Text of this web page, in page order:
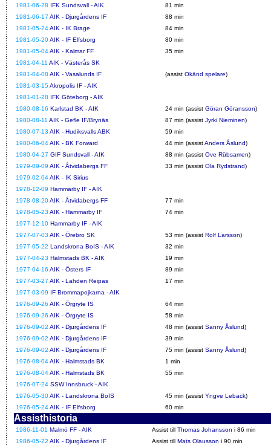
1981-06-28 IFK Sundsvall - AIK
81 min
1981-06-17 AIK - Djurgårdens IF
88 min
1981-05-24AIK - IK Brage
84 min
1981-05-20AIK - IF Elfsborg
80 min
1981-05-04AIK - Kalmar FF
35 min
1981-04-11 AIK - Västerås SK
1981-04-08 AIK - Vasalunds IF (assist Okänd spelare)
1981-03-15Akropolis IF - AIK
1981-01-28 IFK Göteborg - AIK
1980-08-16 Karlstad BK - AIK 24 min (assist Göran Göransson)
1980-08-11 AIK - Gefle IF/Brynäs 87 min (assist Jyrki Nieminen)
1980-07-13 AIK - Hudiksvalls ABK
59 min
1980-06-04AIK - BK Forward 44 min (assistAnders Åslund)
1980-04-27 GIF Sundsvall - AIK 88 min (assist Ove Rübsamen)
1979-09-09 AIK - Åtvidabergs FF 33 min (assist Ola Rydstrand)
1979-02-04AIK - IK Sirius
1978-12-09 Hammarby IF - AIK
1978-08-20AIK - Åtvidabergs FF
77 min
1978-05-23 AIK - Hammarby IF
74 min
1977-12-10 Hammarby IF - AIK
1977-07-03 AIK - Örebro SK 53 min (assist Rolf Larsson)
1977-05-22 Landskrona BoIS - AIK
32 min
1977-04-23 Halmstads BK - AIK
19 min
1977-04-16 AIK - Östers IF
89 min
1977-03-27 AIK - Lahden Reipas
17 min
1977-03-09 IF Brommapojkarna - AIK
1976-09-26 AIK - Örgryte IS
64 min
1976-09-26 AIK - Örgryte IS
58 min
1976-09-02 AIK - Djurgårdens IF 48 min (assist Sanny Åslund)
1976-09-02 AIK - Djurgårdens IF
39 min
1976-09-02 AIK - Djurgårdens IF 75 min (assist Sanny Åslund)
1976-08-04AIK - Halmstads BK
1 min
1976-08-04AIK - Halmstads BK
55 min
1976-07-24 SSW Innsbruck - AIK
1976-05-30AIK - Landskrona BoIS 45 min (assist Yngve Leback)
1976-05-24AIK - IF Elfsborg 60 min
Assisthistoria
1986-11-01 Malmö FF - AIK Assist till Thomas Johansson i 86 min
1986-05-22 AIK - Djurgårdens IF Assist till Mats Olausson i 90 min